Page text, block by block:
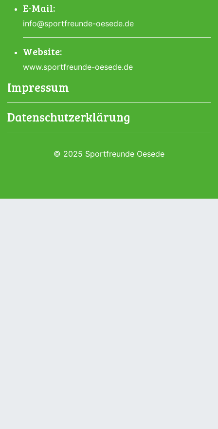
E-Mail:
info@sportfreunde-oesede.de
Website:
www.sportfreunde-oesede.de
Impressum
Datenschutzerklärung
© 2025 Sportfreunde Oesede